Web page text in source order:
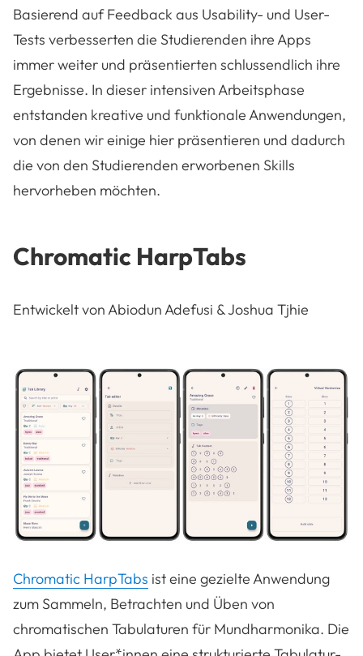
Basierend auf Feedback aus Usability- und User-
Tests verbesserten die Studierenden ihre Apps
immer weiter und präsentierten schlussendlich ihre
Ergebnisse. In dieser intensiven Arbeitsphase
entstanden kreative und funktionale Anwendungen,
von denen wir einige hier präsentieren und dadurch
die von den Studierenden erworbenen Skills
hervorheben möchten.
Chromatic HarpTabs
Entwickelt von Abiodun Adefusi & Joshua Tjhie
Chromatic HarpTabs ist eine gezielte Anwendung
zum Sammeln, Betrachten und Üben von
chromatischen Tabulaturen für Mundharmonika. Die